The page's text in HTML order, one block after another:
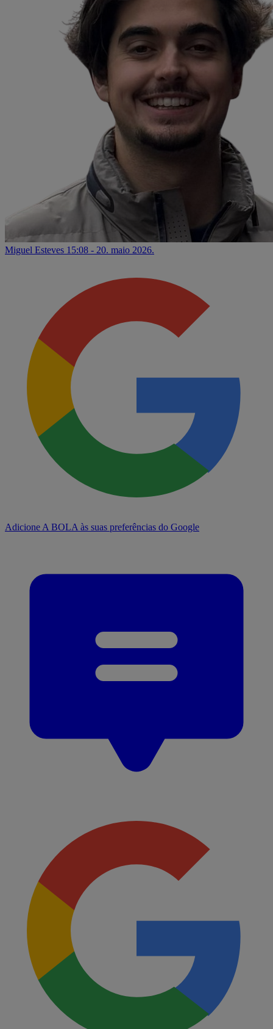
Miguel Esteves 15:08 - 20. maio 2026.
Adicione A BOLA às suas preferências do Google